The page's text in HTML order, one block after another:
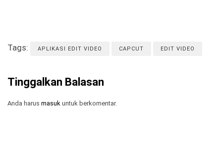
Tags: APLIKASI EDIT VIDEO CAPCUT EDIT VIDEO
Tinggalkan Balasan
Anda harus masuk untuk berkomentar.